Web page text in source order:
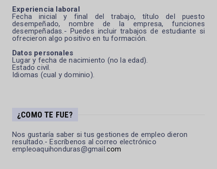
Experiencia laboral
Fecha inicial y final del trabajo, título del puesto
desempeñado, nombre de la empresa, funciones
desempeñadas.- Puedes incluir trabajos de estudiante si
ofrecieron algo positivo en tu formación.
Datos personales
Lugar y fecha de nacimiento (no la edad).
Estado civil.
Idiomas (cual y dominio).
¿COMO TE FUE?
Nos gustaría saber si tus gestiones de empleo dieron
resultado.- Escríbenos al correo electrónico
empleoaquihonduras@gmail .com